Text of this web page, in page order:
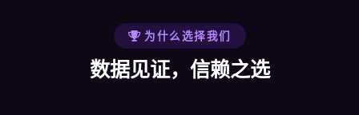
为什么选择我们
数据见证，信赖之选